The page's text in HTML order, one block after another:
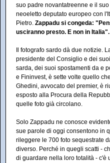
suo padre novantatreenne e il
neoeletto deputato europeo con
Pietro. Zappadu si congeda:
usciranno presto. E non in Italia".
Il fotografo sardo dà due notizie.
presidente del Consiglio e dei
sarda, dei suoi spostamenti da e
e Fininvest, è sette volte quello
Ghedini, avvocato del premier, è
esposto alla Procura della
quelle foto già circolano.
Solo Zappadu ne conosce
sue parole di oggi consentono in
rileggere le 700 foto sequestrate
diverso. Perché in quegli scatti -
di guardare nella loro totalità - c'è